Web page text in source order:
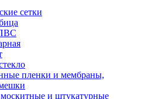
сетки
пленки и мембраны,
и штукатурные